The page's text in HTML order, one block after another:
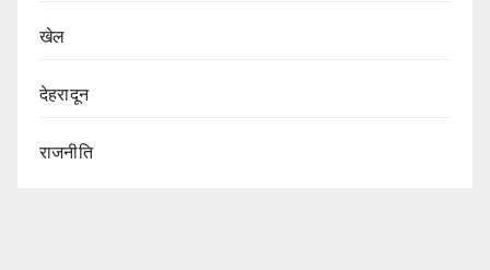
खेल
देहरादून
राजनीति